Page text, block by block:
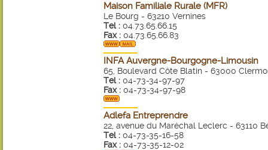
Maison Familiale Rurale (MFR)
Le Bourg - 63210 Vernines
Tel : 04.73.65.66.15
Fax : 04.73.65.66.83
INFA Auvergne-Bourgogne-Limousin
65, Boulevard Côte Blatin - 63000
Tel : 04-73-34-97-97
Fax : 04-73-34-97-98
Adlefa Entreprendre
22, avenue du Maréchal Leclerc - 63110
Tel : 04-73-35-16-58
Fax : 04-73-35-12-02